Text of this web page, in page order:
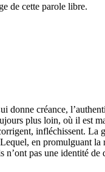
de cette parole libre.
créance,
plus loin, où il est
infléchissent.
en promulguant
pas une identité